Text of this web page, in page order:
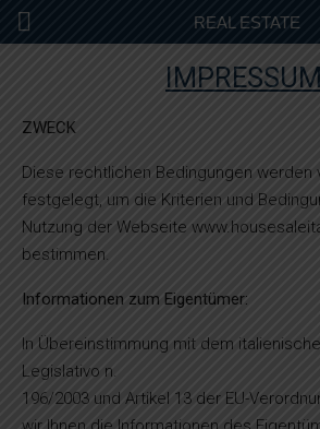
REAL ESTATE
IMPRESSUM
ZWECK
Diese rechtlichen Bedingungen werden
festgelegt, um die Kriterien und
Nutzung der Webseite
bestimmen.
Informationen zum Eigentümer:
In Übereinstimmung mit dem
Legislativo n.
196/2003 und Artikel 13 der EU-